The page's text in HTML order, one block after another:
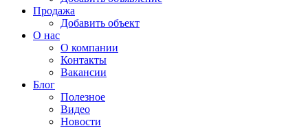
Продажа
Добавить объект
О нас
О компании
Контакты
Вакансии
Блог
Полезное
Видео
Новости